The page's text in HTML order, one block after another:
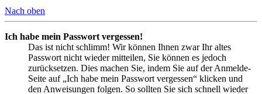
Nach oben
Ich habe mein Passwort vergessen!
Das ist nicht schlimm! Wir können Ihnen zwar Ihr altes
Passwort nicht wieder mitteilen, Sie können es jedoch
zurücksetzen. Dies machen Sie, indem Sie auf der Anmelde-
Seite auf „Ich habe mein Passwort vergessen“ klicken und
den Anweisungen folgen. So sollten Sie sich schnell wieder